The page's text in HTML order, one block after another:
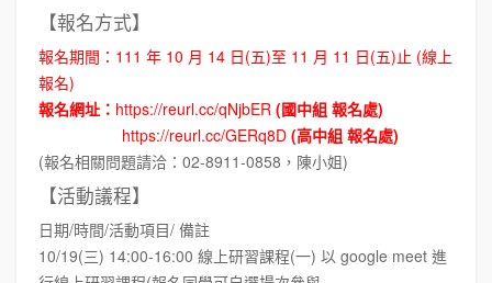
【報名方式】
報名期間：111 年 10 月 14 日(五)至 11 月 11 日(五)止 (線上
報名)
報名網址： https://reurl.cc/qNjbER (國中組 報名處)
https://reurl.cc/GERq8D (高中組 報名處)
(報名相關問題請洽：02-8911-0858，陳小姐)
【活動議程】
日期/時間/活動項目/ 備註
10/19(三) 14:00-16:00 線上研習課程(一) 以 google meet 進